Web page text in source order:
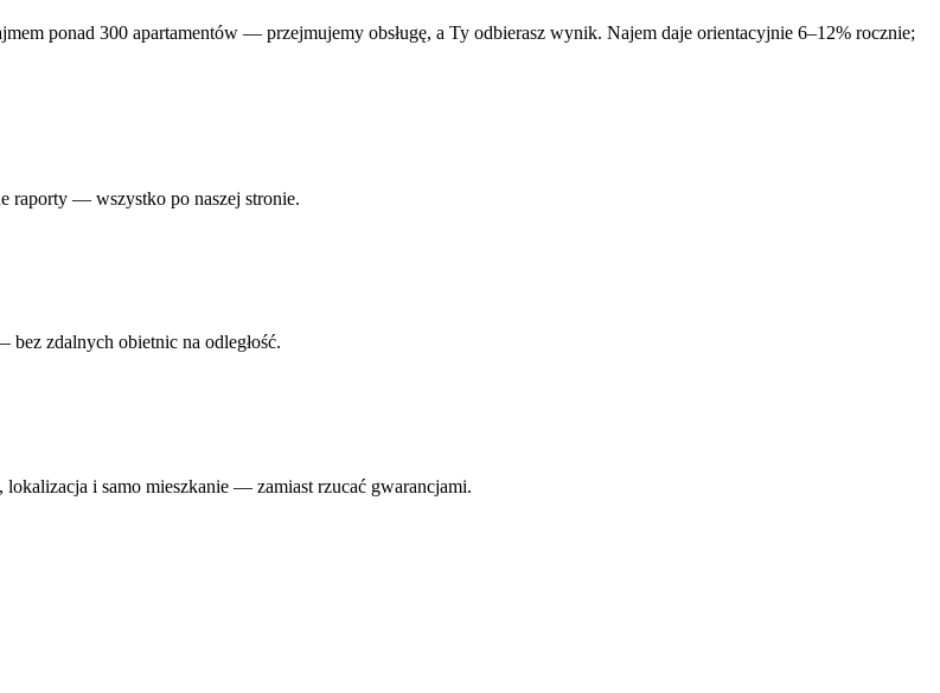
ponad 300 apartamentów — przejmujemy obsługę, a Ty odbierasz wynik. Najem daje orientacyjnie 6–12% rocznie;
raporty — wszystko po naszej stronie.
bez zdalnych obietnic na odległość.
i samo mieszkanie — zamiast rzucać gwarancjami.